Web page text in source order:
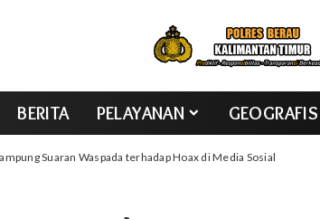
BERITA PELAYANAN GEOGRAFIS
Suaran Waspada terhadap Hoax di Media Sosial